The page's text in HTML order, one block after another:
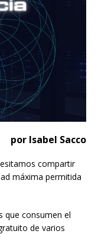
por Isabel Sacco
compartir
máxima permitida
que consumen el
de varios